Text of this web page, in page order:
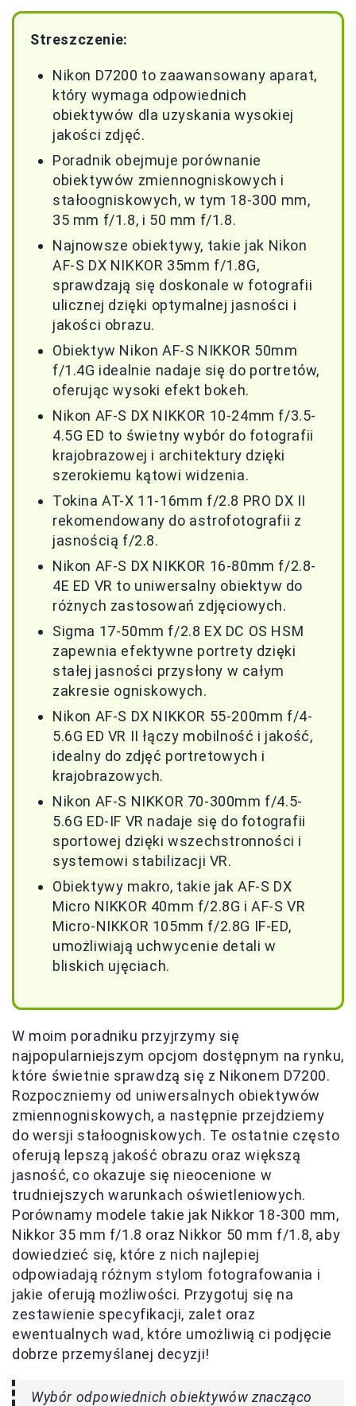
Streszczenie:
Nikon D7200 to zaawansowany aparat,
który wymaga odpowiednich
obiektywów dla uzyskania wysokiej
jakości zdjęć.
Poradnik obejmuje porównanie
obiektywów zmiennogniskowych i
stałoogniskowych, w tym 18-300 mm,
35 mm f/1.8, i 50 mm f/1.8.
Najnowsze obiektywy, takie jak Nikon
AF-S DX NIKKOR 35mm f/1.8G,
sprawdzają się doskonale w fotografii
ulicznej dzięki optymalnej jasności i
jakości obrazu.
Obiektyw Nikon AF-S NIKKOR 50mm
f/1.4G idealnie nadaje się do portretów,
oferując wysoki efekt bokeh.
Nikon AF-S DX NIKKOR 10-24mm f/3.5-
4.5G ED to świetny wybór do fotografii
krajobrazowej i architektury dzięki
szerokiemu kątowi widzenia.
Tokina AT-X 11-16mm f/2.8 PRO DX II
rekomendowany do astrofotografii z
jasnością f/2.8.
Nikon AF-S DX NIKKOR 16-80mm f/2.8-
4E ED VR to uniwersalny obiektyw do
różnych zastosowań zdjęciowych.
Sigma 17-50mm f/2.8 EX DC OS HSM
zapewnia efektywne portrety dzięki
stałej jasności przysłony w całym
zakresie ogniskowych.
Nikon AF-S DX NIKKOR 55-200mm f/4-
5.6G ED VR II łączy mobilność i jakość,
idealny do zdjęć portretowych i
krajobrazowych.
Nikon AF-S NIKKOR 70-300mm f/4.5-
5.6G ED-IF VR nadaje się do fotografii
sportowej dzięki wszechstronności i
systemowi stabilizacji VR.
Obiektywy makro, takie jak AF-S DX
Micro NIKKOR 40mm f/2.8G i AF-S VR
Micro-NIKKOR 105mm f/2.8G IF-ED,
umożliwiają uchwycenie detali w
bliskich ujęciach.
W moim poradniku przyjrzymy się
najpopularniejszym opcjom dostępnym na rynku,
które świetnie sprawdzą się z Nikonem D7200.
Rozpoczniemy od uniwersalnych obiektywów
zmiennogniskowych, a następnie przejdziemy
do wersji stałoogniskowych. Te ostatnie często
oferują lepszą jakość obrazu oraz większą
jasność, co okazuje się nieocenione w
trudniejszych warunkach oświetleniowych.
Porównamy modele takie jak Nikkor 18-300 mm,
Nikkor 35 mm f/1.8 oraz Nikkor 50 mm f/1.8, aby
dowiedzieć się, które z nich najlepiej
odpowiadają różnym stylom fotografowania i
jakie oferują możliwości. Przygotuj się na
zestawienie specyfikacji, zalet oraz
ewentualnych wad, które umożliwią ci podjęcie
dobrze przemyślanej decyzji!
Wybór odpowiednich obiektywów znacząco